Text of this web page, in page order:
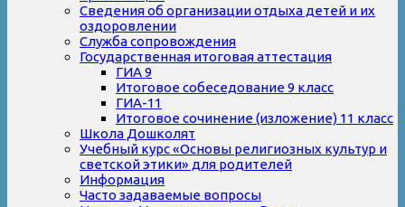
Сведения об организации отдыха детей и их
оздоровлении
Служба сопровождения
Государственная итоговая аттестация
ГИА 9
Итоговое собеседование 9 класс
ГИА-11
Итоговое сочинение (изложение) 11 класс
Школа Дошколят
Учебный курс «Основы религиозных культур и
светской этики» для родителей
Информация
Часто задаваемые вопросы